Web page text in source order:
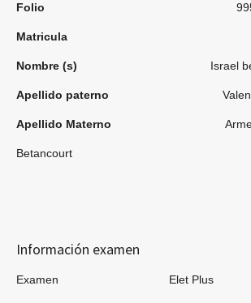
Folio
Matricula
Nombre (s) Israel
Apellido paterno
Apellido Materno
Betancourt
Información examen
Examen Elet Plus